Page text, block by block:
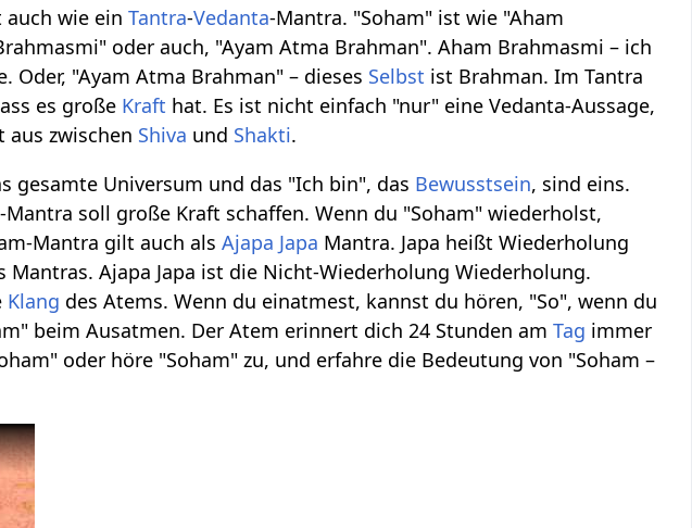
auch wie einTantra-Vedanta-Mantra. "Soham" ist wie "Aham
oder auch, "Ayam Atma Brahman". Aham Brahmasmi – ich
Oder, "Ayam Atma Brahman" – dieses Selbst ist Brahman. Im Tantra
es große Kraft hat. Es ist nicht einfach "nur" eine Vedanta-Aussage,
aus zwischen Shiva und Shakti.
gesamte Universum und das "Ich bin", das Bewusstsein, sind eins.
Mantra soll große Kraft schaffen. Wenn du "Soham" wiederholst,
Mantra gilt auch alsAjapa Japa Mantra. Japa heißt Wiederholung
Ajapa Japa ist die Nicht-Wiederholung Wiederholung.
Klang des Atems. Wenn du einatmest, kannst du hören, "So", wenn du
beim Ausatmen. Der Atem erinnert dich 24 Stunden amTag immer
oder höre "Soham" zu, und erfahre die Bedeutung von "Soham –